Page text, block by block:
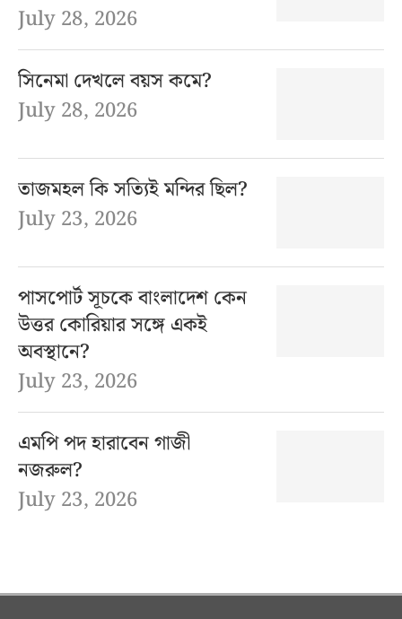
July 28, 2026
সিনেমা দেখলে বয়স কমে?
July 28, 2026
তাজমহল কি সত্যিই মন্দির ছিল?
July 23, 2026
পাসপোর্ট সূচকে বাংলাদেশ কেন
উত্তর কোরিয়ার সঙ্গে একই
অবস্থানে?
July 23, 2026
এমপি পদ হারাবেন গাজী
নজরুল?
July 23, 2026